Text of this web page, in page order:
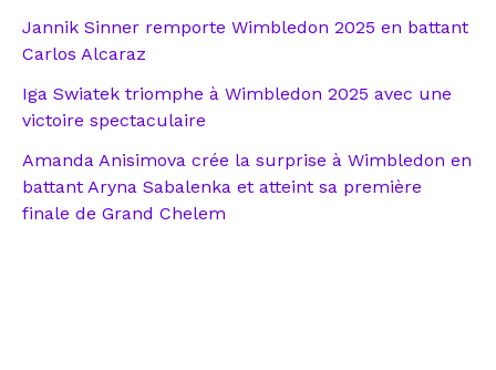
Jannik Sinner remporte Wimbledon 2025 en battant
Carlos Alcaraz
Iga Swiatek triomphe à Wimbledon 2025 avec une
victoire spectaculaire
Amanda Anisimova crée la surprise à Wimbledon en
battant Aryna Sabalenka et atteint sa première
finale de Grand Chelem